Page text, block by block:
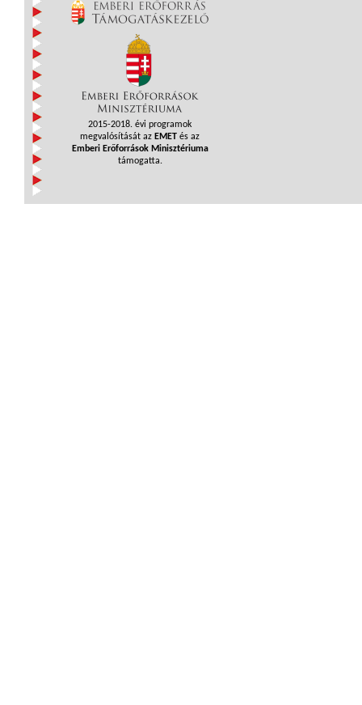
2015-2018. évi programok
megvalósítását az EMET és az
Emberi Erőforrások Minisztériuma
támogatta.